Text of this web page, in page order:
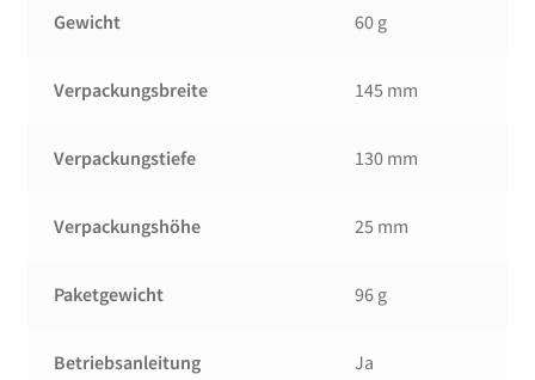
Gewicht 60 g
Verpackungsbreite 145 mm
Verpackungstiefe 130 mm
Verpackungshöhe 25 mm
Paketgewicht 96 g
Betriebsanleitung Ja